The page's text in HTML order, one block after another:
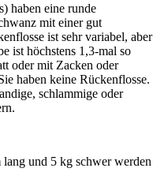
haben eine runde
mit einer gut
ist sehr variabel, aber
ist höchstens 1,3-mal so
oder mit Zacken oder
haben keine Rückenflosse.
schlammige oder
und 5 kg schwer werden